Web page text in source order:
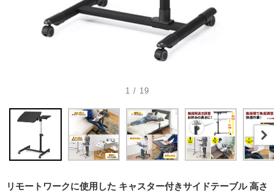
1 / 19
リモートワークに使用した キャスター付きサイドテーブル 高さ